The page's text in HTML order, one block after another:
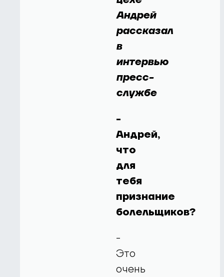
Андрей
рассказал
в
интервью
пресс-
службе
-
Андрей,
что
для
тебя
признание
болельщиков?
-
Это
очень